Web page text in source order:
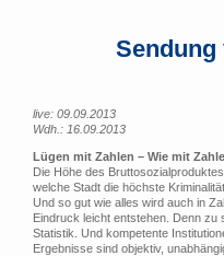
Sendung
live: 09.09.2013
Wdh.: 16.09.2013
Lügen mit Zahlen – Wie mit
Die Höhe des
welche Stadt die höchste
Und so gut wie alles wird auch in
Eindruck leicht entstehen. Denn zu
Statistik. Und kompetente
Ergebnisse sind objektiv,